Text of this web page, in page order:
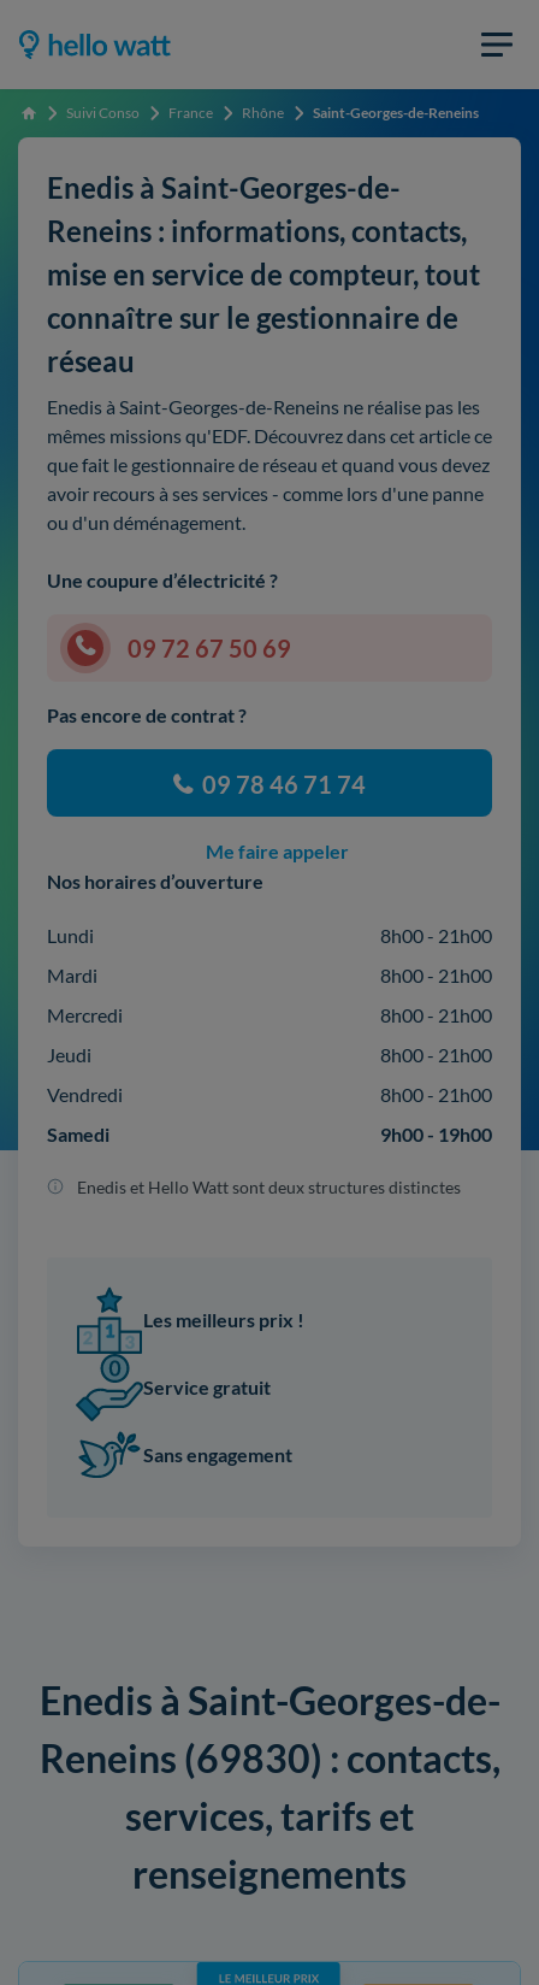
Accueil Suivi Conso France Rhône Saint-Georges-de-Reneins
Enedis à Saint-Georges-de-
Reneins : informations, contacts,
mise en service de compteur, tout
connaître sur le gestionnaire de
réseau
Enedis à Saint-Georges-de-Reneins ne réalise pas les
mêmes missions qu'EDF. Découvrez dans cet article ce
que fait le gestionnaire de réseau et quand vous devez
avoir recours à ses services - comme lors d'une panne
ou d'un déménagement.
Une coupure d’électricité ?
09 72 67 50 69
Pas encore de contrat ?
09 78 46 71 74
Me faire appeler
Nos horaires d’ouverture
Lundi
8h00 - 21h00
Mardi
8h00 - 21h00
Mercredi
8h00 - 21h00
Jeudi
8h00 - 21h00
Vendredi
8h00 - 21h00
Samedi
9h00 - 19h00
Enedis et Hello Watt sont deux structures distinctes
Les meilleurs prix !
Service gratuit
Sans engagement
Enedis à Saint-Georges-de-
Reneins (69830) : contacts,
services, tarifs et
renseignements